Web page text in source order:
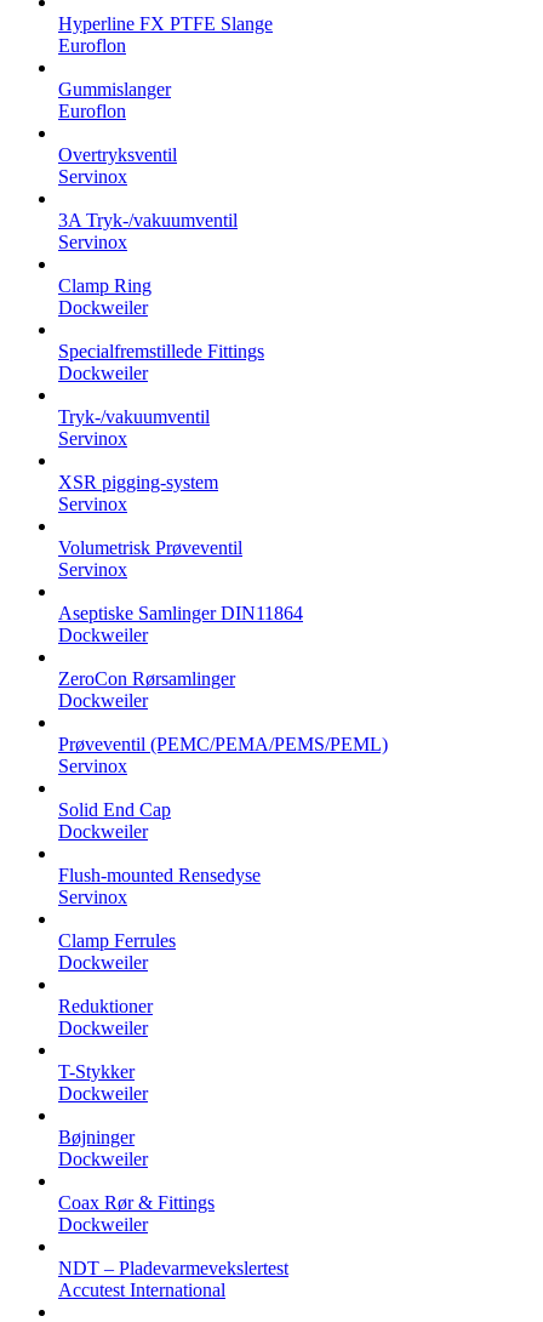
Hyperline FX PTFE Slange
Euroflon
Gummislanger
Euroflon
Overtryksventil
Servinox
3A Tryk-/vakuumventil
Servinox
Clamp Ring
Dockweiler
Specialfremstillede Fittings
Dockweiler
Tryk-/vakuumventil
Servinox
XSR pigging-system
Servinox
Volumetrisk Prøveventil
Servinox
Aseptiske Samlinger DIN11864
Dockweiler
ZeroCon Rørsamlinger
Dockweiler
Prøveventil (PEMC/PEMA/PEMS/PEML)
Servinox
Solid End Cap
Dockweiler
Flush-mounted Rensedyse
Servinox
Clamp Ferrules
Dockweiler
Reduktioner
Dockweiler
T-Stykker
Dockweiler
Bøjninger
Dockweiler
Coax Rør & Fittings
Dockweiler
NDT – Pladevarmevekslertest
Accutest International